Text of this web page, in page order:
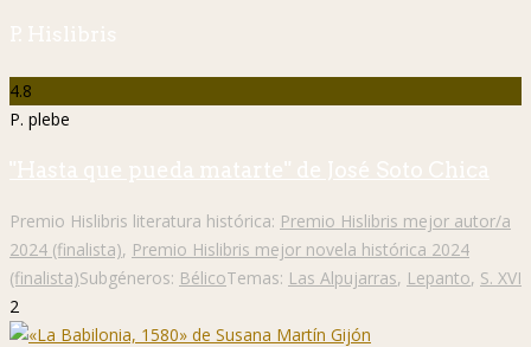
P. Hislibris
4.8
P. plebe
"Hasta que pueda matarte" de José Soto Chica
Premio Hislibris literatura histórica: Premio Hislibris mejor autor/a
2024 (finalista), Premio Hislibris mejor novela histórica 2024
(finalista)Subgéneros: BélicoTemas: Las Alpujarras, Lepanto, S. XVI
2